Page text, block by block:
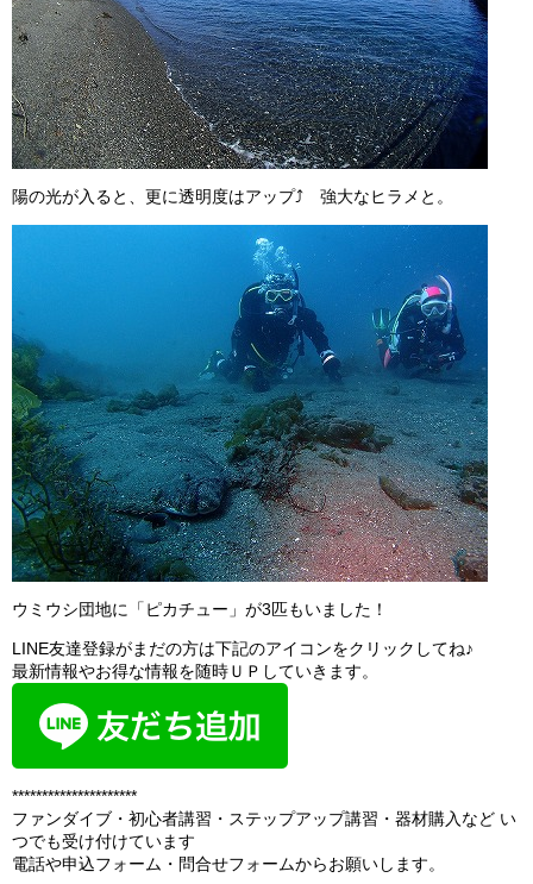
陽の光が入ると、更に透明度はアップ⤴ 強大なヒラメと。
ウミウシ団地に「ピカチュー」が3匹もいました！
LINE友達登録がまだの方は下記のアイコンをクリックしてね♪
最新情報やお得な情報を随時ＵＰしていきます。
*********************
ファンダイブ・初心者講習・ステップアップ講習・器材購入など い
つでも受け付けています
電話や申込フォーム・問合せフォームからお願いします。